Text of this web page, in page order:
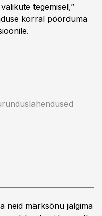
tegemisel,”
korral pöörduma
neid märksõnu jälgima